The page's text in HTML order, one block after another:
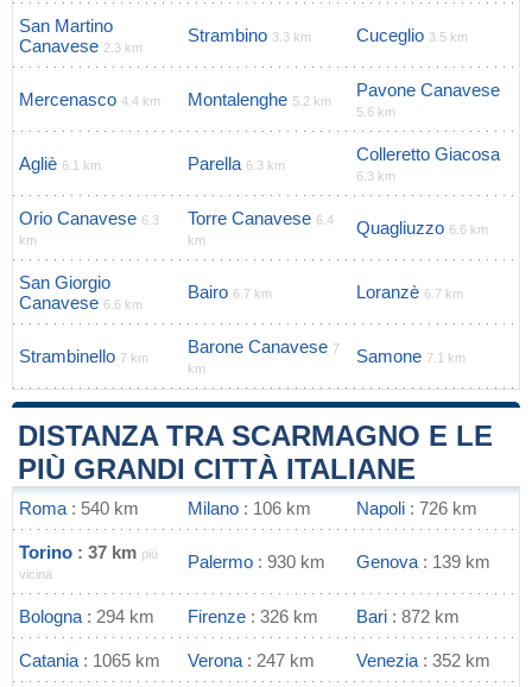
San Martino
Canavese 2.3 km
Strambino 3.3 km Cuceglio 3.5 km
Mercenasco 4.4 km Montalenghe 5.2 km
Pavone Canavese
5.6 km
Agliè 6.1 km Parella 6.3 km
Colleretto Giacosa
6.3 km
Orio Canavese 6.3
km
Torre Canavese 6.4
km
Quagliuzzo 6.6 km
San Giorgio
Canavese 6.6 km
Bairo 6.7 km Loranzè 6.7 km
Strambinello 7 km
Barone Canavese 7
km
Samone 7.1 km
DISTANZA TRA SCARMAGNO E LE
PIÙ GRANDI CITTÀ ITALIANE
Roma : 540 km Milano : 106 km Napoli : 726 km
Torino : 37 km più
vicina
Palermo : 930 km Genova : 139 km
Bologna : 294 km Firenze : 326 km Bari : 872 km
Catania : 1065 km Verona : 247 km Venezia : 352 km